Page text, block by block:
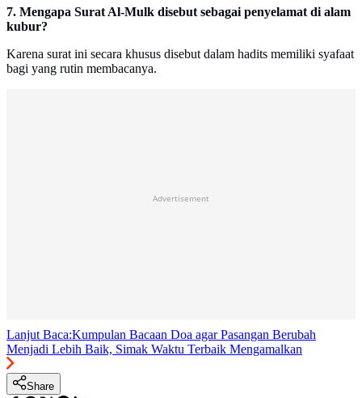
7. Mengapa Surat Al-Mulk disebut sebagai penyelamat di alam
kubur?
Karena surat ini secara khusus disebut dalam hadits memiliki syafaat
bagi yang rutin membacanya.
Advertisement
Lanjut Baca:Kumpulan Bacaan Doa agar Pasangan Berubah
Menjadi Lebih Baik, Simak Waktu Terbaik Mengamalkan
Share